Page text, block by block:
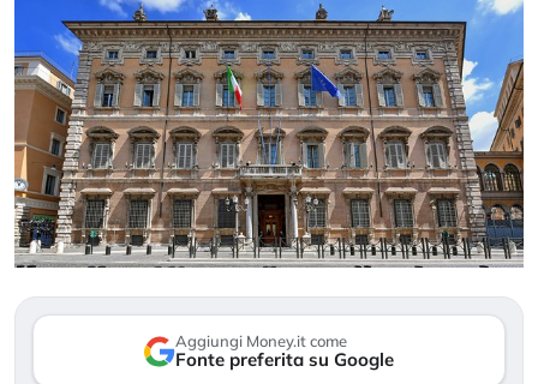
Aggiungi Money.it come
Fonte preferita su Google